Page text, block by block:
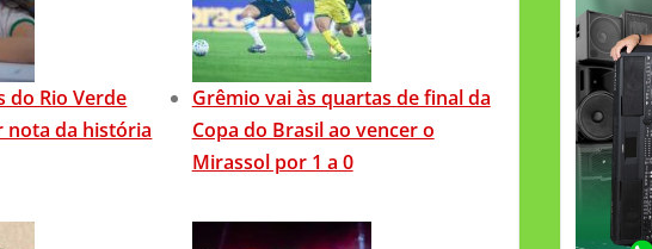
do Rio Verde
nota da história
Grêmio vai às quartas de final da
Copa do Brasil ao vencer o
Mirassol por 1 a 0